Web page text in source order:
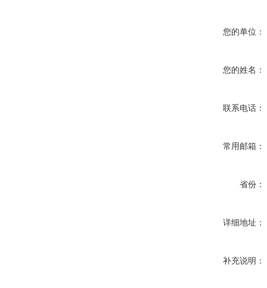
您的单位：
您的姓名：
联系电话：
常用邮箱：
省份：
详细地址：
补充说明：